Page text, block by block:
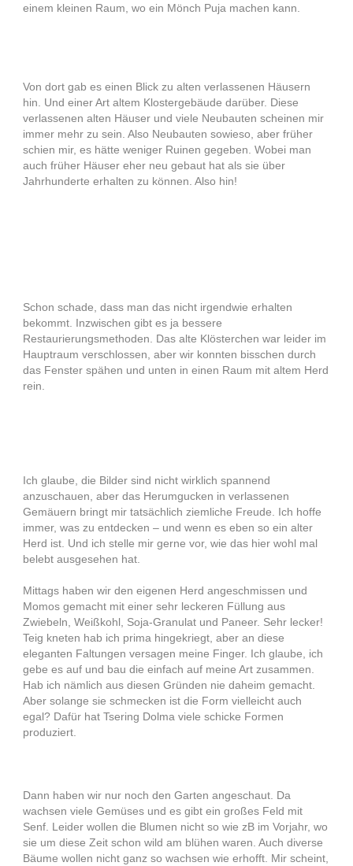
einem kleinen Raum, wo ein Mönch Puja machen kann.
Von dort gab es einen Blick zu alten verlassenen Häusern
hin. Und einer Art altem Klostergebäude darüber. Diese
verlassenen alten Häuser und viele Neubauten scheinen mir
immer mehr zu sein. Also Neubauten sowieso, aber früher
schien mir, es hätte weniger Ruinen gegeben. Wobei man
auch früher Häuser eher neu gebaut hat als sie über
Jahrhunderte erhalten zu können. Also hin!
Schon schade, dass man das nicht irgendwie erhalten
bekommt. Inzwischen gibt es ja bessere
Restaurierungsmethoden. Das alte Klösterchen war leider im
Hauptraum verschlossen, aber wir konnten bisschen durch
das Fenster spähen und unten in einen Raum mit altem Herd
rein.
Ich glaube, die Bilder sind nicht wirklich spannend
anzuschauen, aber das Herumgucken in verlassenen
Gemäuern bringt mir tatsächlich ziemliche Freude. Ich hoffe
immer, was zu entdecken – und wenn es eben so ein alter
Herd ist. Und ich stelle mir gerne vor, wie das hier wohl mal
belebt ausgesehen hat.
Mittags haben wir den eigenen Herd angeschmissen und
Momos gemacht mit einer sehr leckeren Füllung aus
Zwiebeln, Weißkohl, Soja-Granulat und Paneer. Sehr lecker!
Teig kneten hab ich prima hingekriegt, aber an diese
eleganten Faltungen versagen meine Finger. Ich glaube, ich
gebe es auf und bau die einfach auf meine Art zusammen.
Hab ich nämlich aus diesen Gründen nie daheim gemacht.
Aber solange sie schmecken ist die Form vielleicht auch
egal? Dafür hat Tsering Dolma viele schicke Formen
produziert.
Dann haben wir nur noch den Garten angeschaut. Da
wachsen viele Gemüses und es gibt ein großes Feld mit
Senf. Leider wollen die Blumen nicht so wie zB im Vorjahr, wo
sie um diese Zeit schon wild am blühen waren. Auch diverse
Bäume wollen nicht ganz so wachsen wie erhofft. Mir scheint,